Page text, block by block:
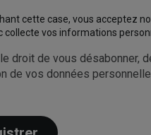
cette case, vous acceptez
collecte vos informations
droit de vous désabonner,
de vos données